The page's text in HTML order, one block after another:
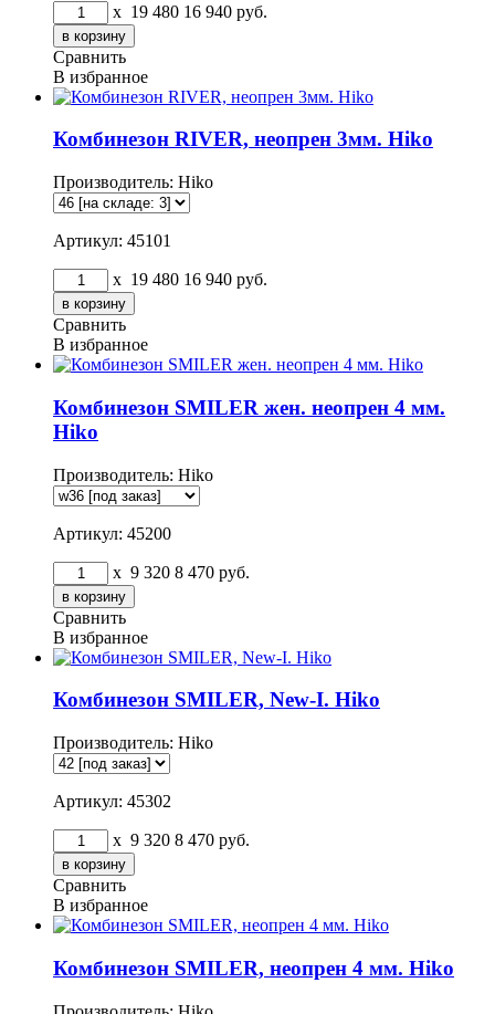
x 19 480 16 940 руб.
Сравнить
В избранное
Комбинезон RIVER, неопрен 3мм. Hiko
Производитель: Hiko
Артикул: 45101
x 19 480 16 940 руб.
Сравнить
В избранное
Комбинезон SMILER жен. неопрен 4 мм.
Hiko
Производитель: Hiko
Артикул: 45200
x 9 320 8 470 руб.
Сравнить
В избранное
Комбинезон SMILER, New-I. Hiko
Производитель: Hiko
Артикул: 45302
x 9 320 8 470 руб.
Сравнить
В избранное
Комбинезон SMILER, неопрен 4 мм. Hiko